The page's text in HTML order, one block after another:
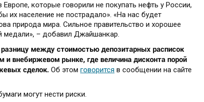
которые говорили не покупать нефть у России,
их население не пострадало». «На нас будет
природа мира. Сильное правительство и хорошее
медали», – добавил Джайшанкар.
между стоимостью депозитарных расписок
и внебиржевом рынке, где величина дисконта порой
сделок. Об этом говорится в сообщении на сайте
могут нести риски.